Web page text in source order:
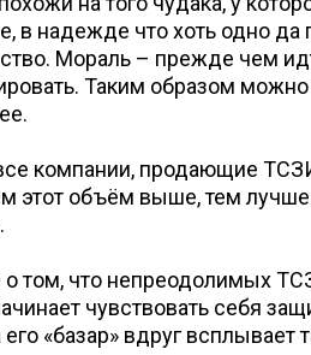
в надежде что хоть одно
Мораль – прежде чем
Таким образом
компании, продающие
этот объём выше, тем
том, что непреодолимых
чувствовать себя
«базар» вдруг